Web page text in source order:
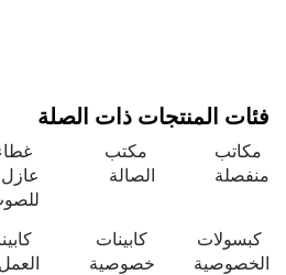
فئات المنتجات ذات الصلة
مكاتب
منفصلة
مكتب
الصالة
عازل
كبسولات
الخصوصية
كابينات
خصوصية
العمل